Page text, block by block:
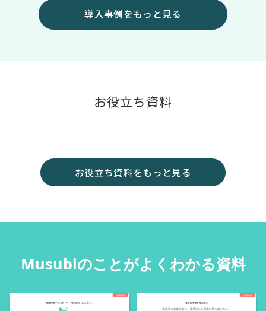
導入事例をもっと見る
お役立ち資料
お役立ち資料をもっと見る
Musubiのことがよくわかる資料